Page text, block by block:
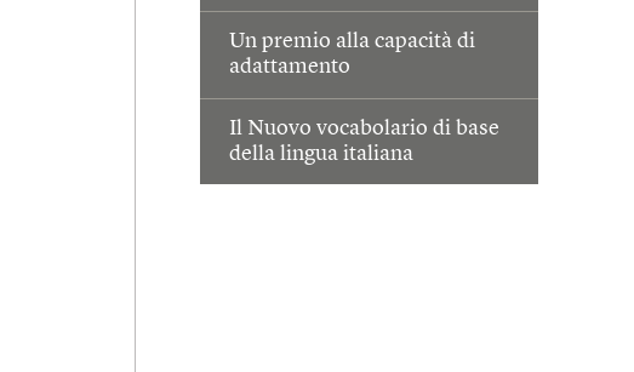
Un premio alla capacità di
adattamento
Il Nuovo vocabolario di base
della lingua italiana